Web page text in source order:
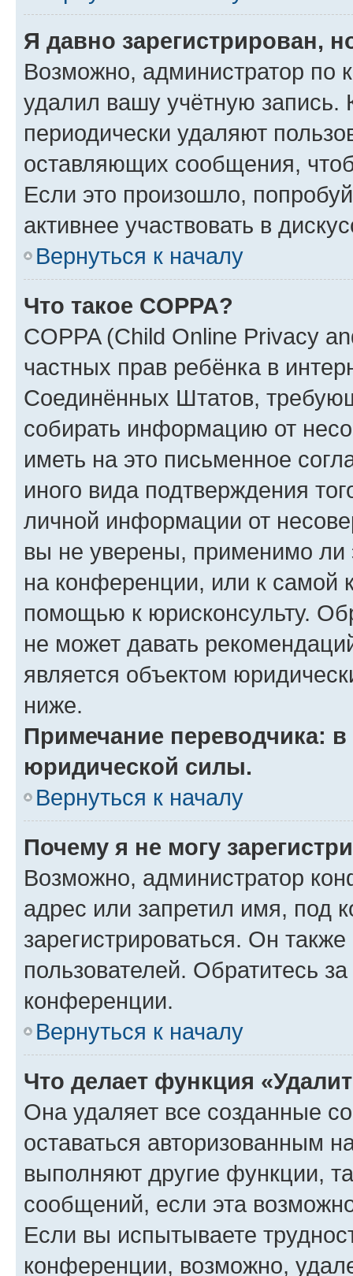
Я давно зарегистрирован,
Возможно, администратор по
удалил вашу учётную запись.
периодически удаляют
оставляющих сообщения,
Если это произошло,
активнее участвовать в
Вернуться к началу
Что такое COPPA?
COPPA (Child Online Privacy
частных прав ребёнка в
Соединённых Штатов,
собирать информацию от
иметь на это письменное
иного вида подтверждения
личной информации от
вы не уверены, применимо ли
на конференции, или к самой
помощью к юрисконсульту.
не может давать
является объектом
ниже.
Примечание переводчика:
юридической силы.
Вернуться к началу
Почему я не могу
Возможно, администратор
адрес или запретил имя, под
зарегистрироваться. Он
пользователей. Обратитесь
конференции.
Вернуться к началу
Что делает функция
Она удаляет все созданные
оставаться авторизованным
выполняют другие функции,
сообщений, если эта
Если вы испытываете
конференции, возможно,